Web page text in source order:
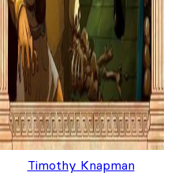
Timothy Knapman